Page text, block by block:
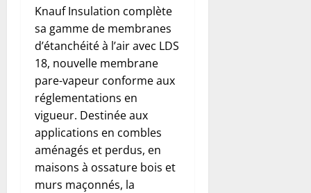
Knauf Insulation complète
sa gamme de membranes
d’étanchéité à l’air avec LDS
18, nouvelle membrane
pare-vapeur conforme aux
réglementations en
vigueur. Destinée aux
applications en combles
aménagés et perdus, en
maisons à ossature bois et
murs maçonnés, la